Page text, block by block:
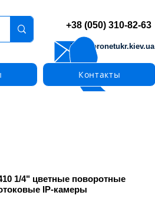
info@pronetukr.kiev.ua
+38 (050) 310-82-63
Контакты
1/4" цветные поворотные
IP-камеры